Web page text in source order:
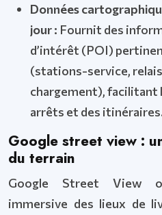
Données
jour : Fournit des
d’intérêt (POI)
(stations-service,
chargement), facilitant
arrêts et des
Google street view :
du terrain
Google Street View
immersive des lieux de